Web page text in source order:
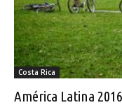
Costa Rica
América Latina